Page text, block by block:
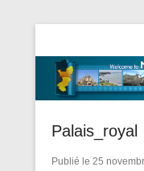
Guided
Palais_royal
Publié le 25